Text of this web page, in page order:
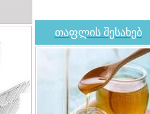
თაფლის შესახებ